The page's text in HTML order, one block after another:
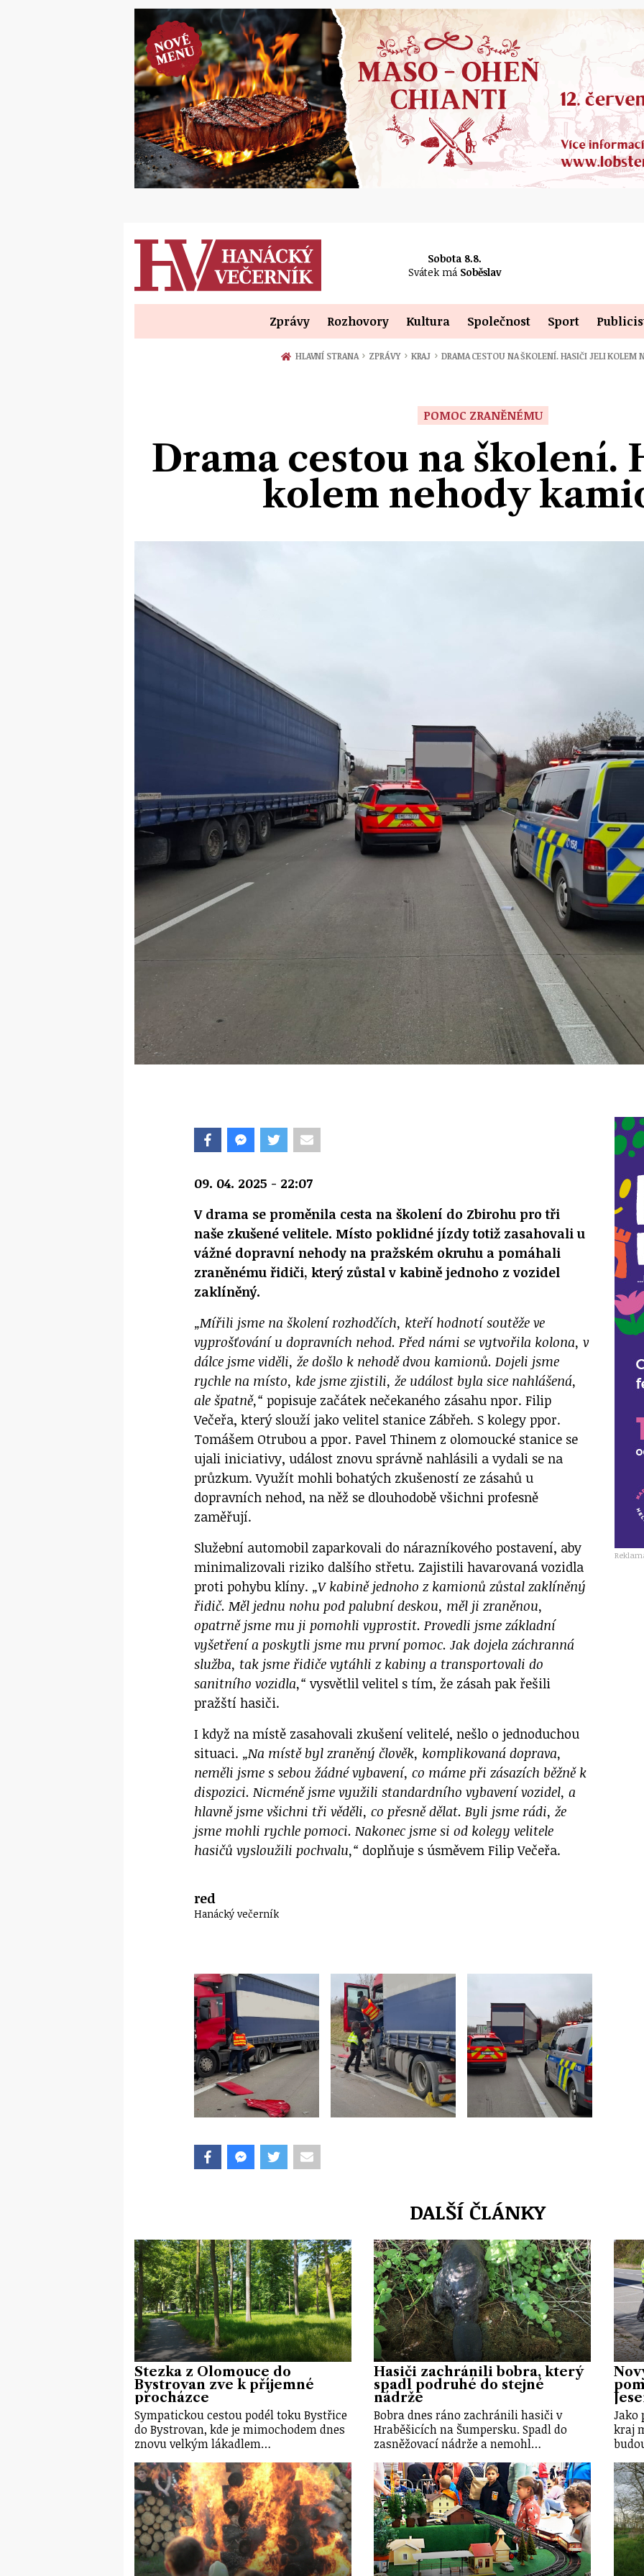
Sobota 8.8.
Svátek má Soběslav
Zprávy Rozhovory Kultura Společnost Sport
HLAVNÍ STRANA › ZPRÁVY › KRAJ › DRAMA CESTOU NA ŠKOLENÍ. HASIČI JELI KOLEM
POMOC ZRANĚNÉMU
Drama cestou na školení.
kolem nehody
09. 04. 2025 - 22:07
V drama se proměnila cesta na školení do Zbirohu pro tři
naše zkušené velitele. Místo poklidné jízdy totiž zasahovali u
vážné dopravní nehody na pražském okruhu a pomáhali
zraněnému řidiči, který zůstal v kabině jednoho z vozidel
zaklíněný.
„Mířili jsme na školení rozhodčích, kteří hodnotí soutěže ve
vyprošťování u dopravních nehod. Před námi se vytvořila kolona, v
dálce jsme viděli, že došlo k nehodě dvou kamionů. Dojeli jsme
rychle na místo, kde jsme zjistili, že událost byla sice nahlášená,
ale špatně,“ popisuje začátek nečekaného zásahu npor. Filip
Večeřa, který slouží jako velitel stanice Zábřeh. S kolegy ppor.
Tomášem Otrubou a ppor. Pavel Thinem z olomoucké stanice se
ujali iniciativy, událost znovu správně nahlásili a vydali se na
průzkum. Využít mohli bohatých zkušeností ze zásahů u
dopravních nehod, na něž se dlouhodobě všichni profesně
zaměřují.
Služební automobil zaparkovali do nárazníkového postavení, aby
minimalizovali riziko dalšího střetu. Zajistili havarovaná vozidla
proti pohybu klíny. „V kabině jednoho z kamionů zůstal zaklíněný
řidič. Měl jednu nohu pod palubní deskou, měl ji zraněnou,
opatrně jsme mu ji pomohli vyprostit. Provedli jsme základní
vyšetření a poskytli jsme mu první pomoc. Jak dojela záchranná
služba, tak jsme řidiče vytáhli z kabiny a transportovali do
sanitního vozidla,“ vysvětlil velitel s tím, že zásah pak řešili
pražští hasiči.
I když na místě zasahovali zkušení velitelé, nešlo o jednoduchou
situaci. „Na místě byl zraněný člověk, komplikovaná doprava,
neměli jsme s sebou žádné vybavení, co máme při zásazích běžně k
dispozici. Nicméně jsme využili standardního vybavení vozidel, a
hlavně jsme všichni tři věděli, co přesně dělat. Byli jsme rádi, že
jsme mohli rychle pomoci. Nakonec jsme si od kolegy velitele
hasičů vysloužili pochvalu,“ doplňuje s úsměvem Filip Večeřa.
red
Hanácký večerník
DALŠÍ ČLÁNKY
Stezka z Olomouce do
Bystrovan zve k příjemné
procházce
Sympatickou cestou podél toku Bystřice
do Bystrovan, kde je mimochodem dnes
znovu velkým lákadlem…
Hasiči zachránili bobra, který
spadl podruhé do stejné
nádrže
Bobra dnes ráno zachránili hasiči v
Hraběšicích na Šumpersku. Spadl do
zasněžovací nádrže a nemohl…
Jako
kraj